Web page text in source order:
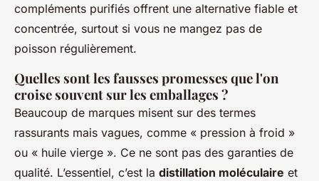
compléments purifiés offrent une alternative fiable et
concentrée, surtout si vous ne mangez pas de
poisson régulièrement.
Quelles sont les fausses promesses que l'on
croise souvent sur les emballages ?
Beaucoup de marques misent sur des termes
rassurants mais vagues, comme « pression à froid »
ou « huile vierge ». Ce ne sont pas des garanties de
qualité. L’essentiel, c’est la distillation moléculaire et